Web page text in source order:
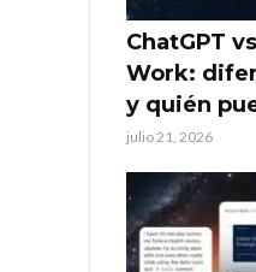
ChatGPT
Work:
y quién
julio 21, 2026